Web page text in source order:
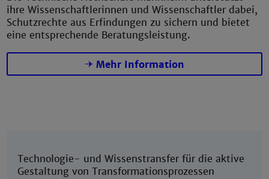
ihre Wissenschaftlerinnen und Wissenschaftler dabei,
Schutzrechte aus Erfindungen zu sichern und bietet
eine entsprechende Beratungsleistung.
Mehr Information
Technologie- und Wissenstransfer für die aktive
Gestaltung von Transformationsprozessen